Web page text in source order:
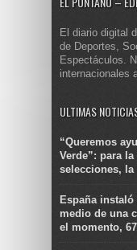
El diario digital
de Deportes,
Espectáculos.
internacionales
ULTIMAS
“Queremos
Verde”: para
selecciones, la
España instaló
medio de una
el momento,